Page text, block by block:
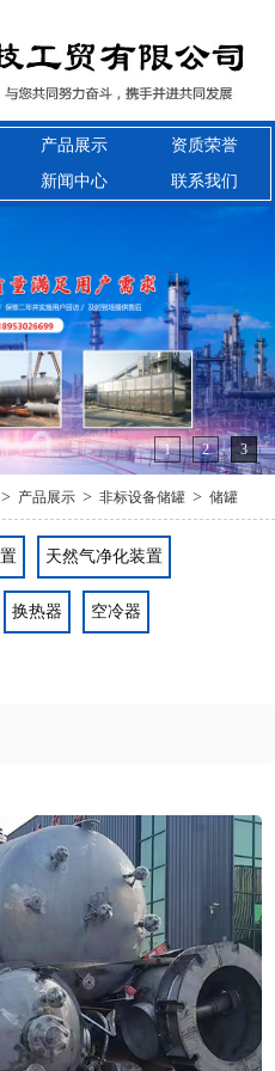
产品展示
资质荣誉
新闻中心 联系我们
1 2 3
> 产品展示 > 非标设备储罐 > 储罐
天然气净化装置
换热器 空冷器